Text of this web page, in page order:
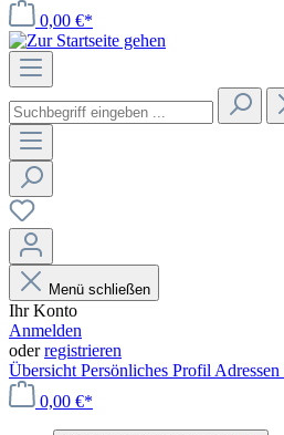
0,00 €*
Menü schließen
Ihr Konto
Anmelden
oderregistrieren
Übersicht Persönliches Profil Adressen
0,00 €*